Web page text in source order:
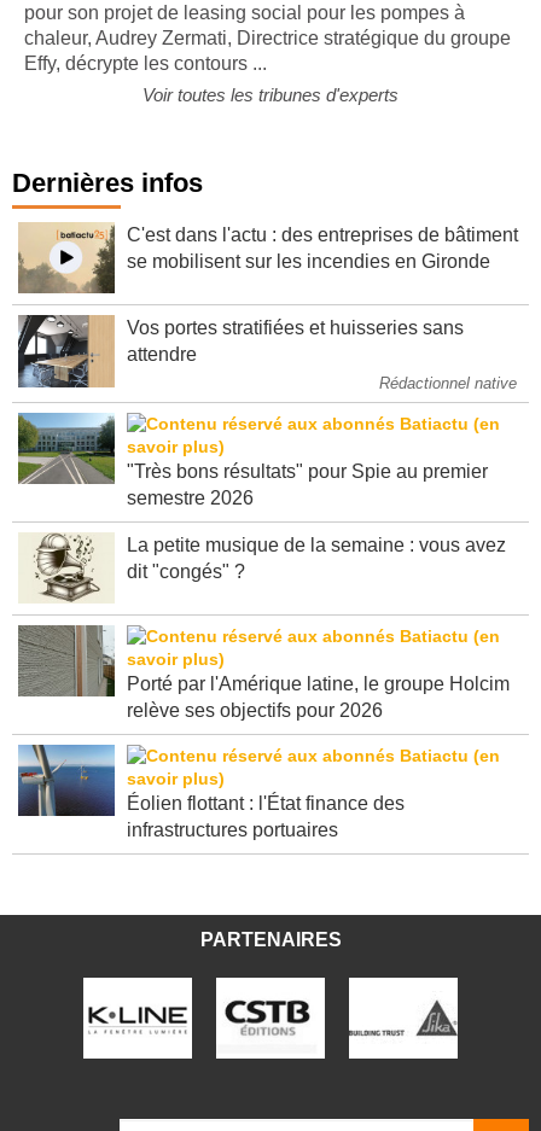
pour son projet de leasing social pour les pompes à
chaleur, Audrey Zermati, Directrice stratégique du groupe
Effy, décrypte les contours ...
Voir toutes les tribunes d'experts
Dernières infos
C'est dans l'actu : des entreprises de bâtiment
se mobilisent sur les incendies en Gironde
Vos portes stratifiées et huisseries sans
attendre
Rédactionnel native
"Très bons résultats" pour Spie au premier
semestre 2026
La petite musique de la semaine : vous avez
dit "congés" ?
Porté par l'Amérique latine, le groupe Holcim
relève ses objectifs pour 2026
Éolien flottant : l'État finance des
infrastructures portuaires
PARTENAIRES